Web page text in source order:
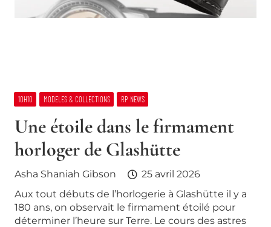
10H10 MODELES & COLLECTIONS RP NEWS
Une étoile dans le firmament
horloger de Glashütte
Asha Shaniah Gibson
25 avril 2026
Aux tout débuts de l’horlogerie à Glashütte il y a
180 ans, on observait le firmament étoilé pour
déterminer l’heure sur Terre. Le cours des astres